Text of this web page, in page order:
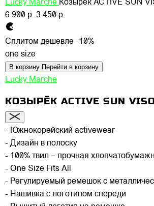
Lucky Marche Козырёк ACTIVE SUN
6 900 р. 3 450 р.
Сплитом дешевле -10%
one size
В корзину Перейти в корзину
Lucky Marche
КОЗЫРЁК ACTIVE SUN
- Южнокорейский activewear
- Дизайн в полоску
- 100% твил – прочная
- One Size Fits All
- Регулируемый ремешок с
- Нашивка с логотипом спереди